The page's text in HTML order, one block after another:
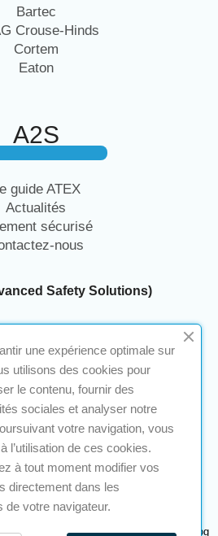
Bartec
Crouse-Hinds
Cortem
Eaton
A2S
guide ATEX
Actualités
sécurisé
nous
Safety Solutions)
Berthelot Anthelios Bâtiment E
droits réservés. Une réalisationNavilog
une expérience optimale sur
utilisons des cookies pour
le contenu, fournir des
sociales et analyser notre
votre navigation, vous
l’utilisation de ces cookies.
à tout moment modifier vos
directement dans les
de votre navigateur.